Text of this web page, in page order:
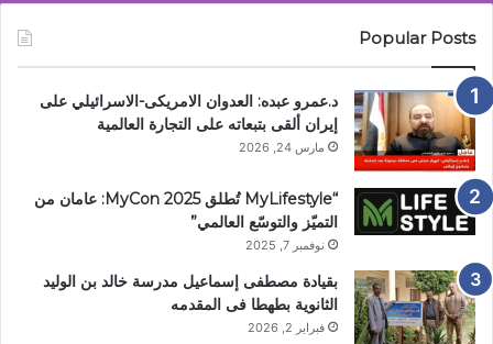
Popular Posts
د.عمرو عبده: العدوان الامريكى-الاسرائيلي على
إيران ألقى بتبعاته على التجارة العالمية
مارس 24, 2026
“MyLifestyle تُطلق MyCon 2025: عامان من
التميّز والتوسّع العالمي”
نوفمبر 7, 2025
بقيادة مصطفى إسماعيل مدرسة خالد بن الوليد
الثانوية بطهطا فى المقدمه
فبراير 2, 2026